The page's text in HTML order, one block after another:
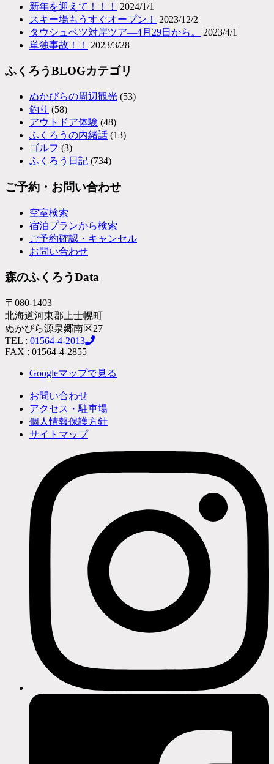
新年を迎えて！！！
2024/1/1
スキー場もうすぐオープン！
2023/12/2
タウシュベツ対岸ツア―4月29日から。
2023/4/1
単独事故！！
2023/3/28
ふくろうBLOGカテゴリ
ぬかびらの周辺観光 (53)
釣り (58)
アウトドア体験 (48)
ふくろうの内緒話 (13)
ゴルフ (3)
ふくろう日記 (734)
ご予約・お問い合わせ
空室検索
宿泊プランから検索
ご予約確認・キャンセル
お問い合わせ
森のふくろうData
〒080-1403
北海道河東郡上士幌町
ぬかびら源泉郷南区27
TEL : 01564-4-2013
FAX : 01564-4-2855
Googleマップで見る
お問い合わせ
アクセス・駐車場
個人情報保護方針
サイトマップ